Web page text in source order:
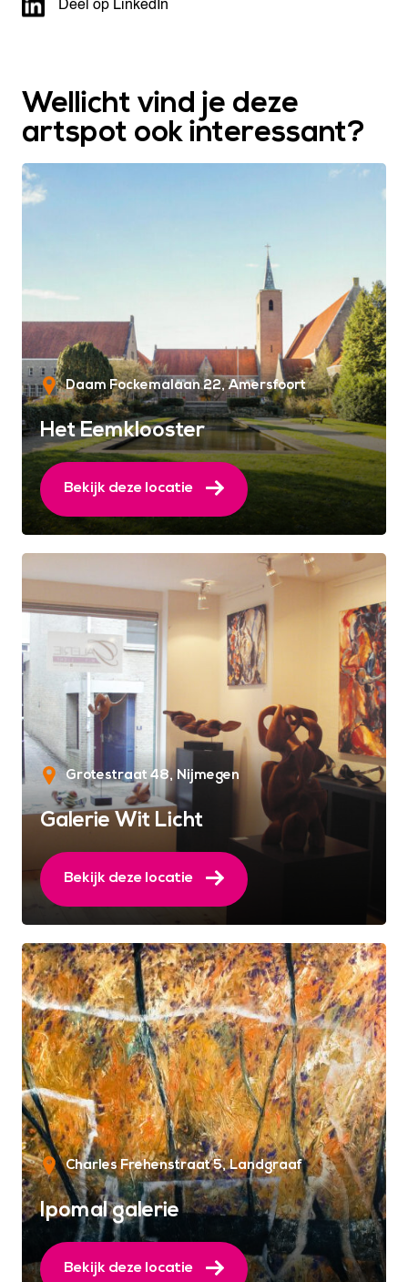
Wellicht vind je deze
artspot ook interessant?
Daam Fockemalaan 22 Amersfoort
Het Eemklooster
Bekijk deze locatie
Grotestraat 48 Nijmegen
Galerie Wit Licht
Bekijk deze locatie
Charles Frehenstraat 5 Landgraaf
Ipomal galerie
Bekijk deze locatie